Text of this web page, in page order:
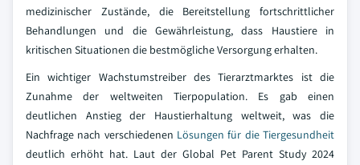
medizinischer Zustände, die Bereitstellung fortschrittlicher
Behandlungen und die Gewährleistung, dass Haustiere in
kritischen Situationen die bestmögliche Versorgung erhalten.
Ein wichtiger Wachstumstreiber des Tierarztmarktes ist die
Zunahme der weltweiten Tierpopulation. Es gab einen
deutlichen Anstieg der Haustierhaltung weltweit, was die
Nachfrage nach verschiedenen Lösungen für die Tiergesundheit
deutlich erhöht hat. Laut der Global Pet Parent Study 2024